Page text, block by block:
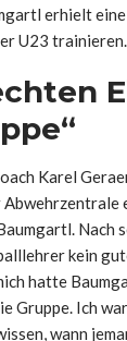
erhielt
U23 trainieren.
Karel
Nach
kein
hatte
Gruppe. Ich
wann